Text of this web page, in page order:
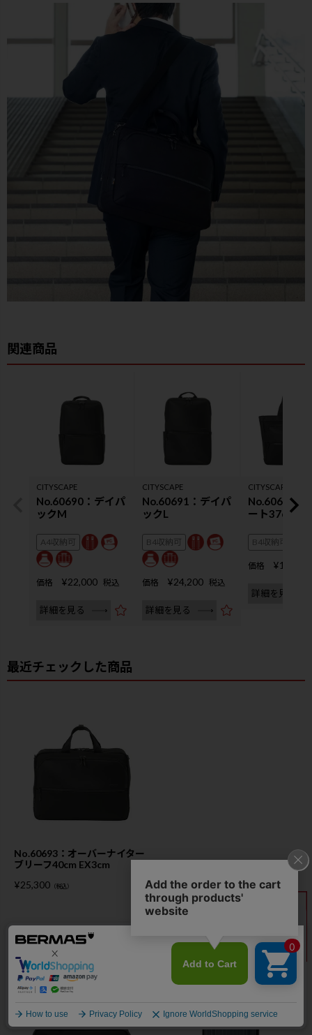
CITYSCAPE
No.60690：デイパ
ックM
A4収納可
価格 ¥22,000 税込
詳細を見る
CITYSCAPE
No.60691：デイパ
ックL
B4収納可
価格 ¥24,200 税込
詳細を見る
CITYSCAPE
No.60692：
ート37cm
B4収納可
価格 ¥19,800
詳細を見る
最近チェックした商品
No.60693：オーバーナイター
ブリーフ40cm EX3cm
¥25,300 （税込）
この商品を買った人は、こんな商品も買っています